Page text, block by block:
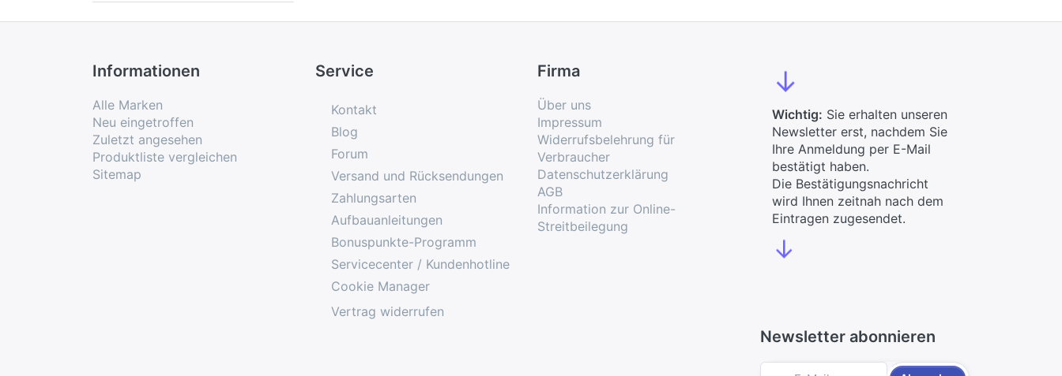
Informationen
Alle Marken
Neu eingetroffen
Zuletzt angesehen
Produktliste vergleichen
Sitemap
Service
Kontakt
Blog
Forum
Versand und Rücksendungen
Zahlungsarten
Aufbauanleitungen
Bonuspunkte-Programm
Servicecenter / Kundenhotline
Cookie Manager
Vertrag widerrufen
Firma
Über uns
Impressum
Widerrufsbelehrung für
Verbraucher
Datenschutzerklärung
AGB
Information zur Online-
Streitbeilegung
↓
Wichtig: Sie erhalten unseren
Newsletter erst, nachdem Sie
Ihre Anmeldung per E-Mail
bestätigt haben.
Die Bestätigungsnachricht
wird Ihnen zeitnah nach dem
Eintragen zugesendet.
↓
Newsletter abonnieren